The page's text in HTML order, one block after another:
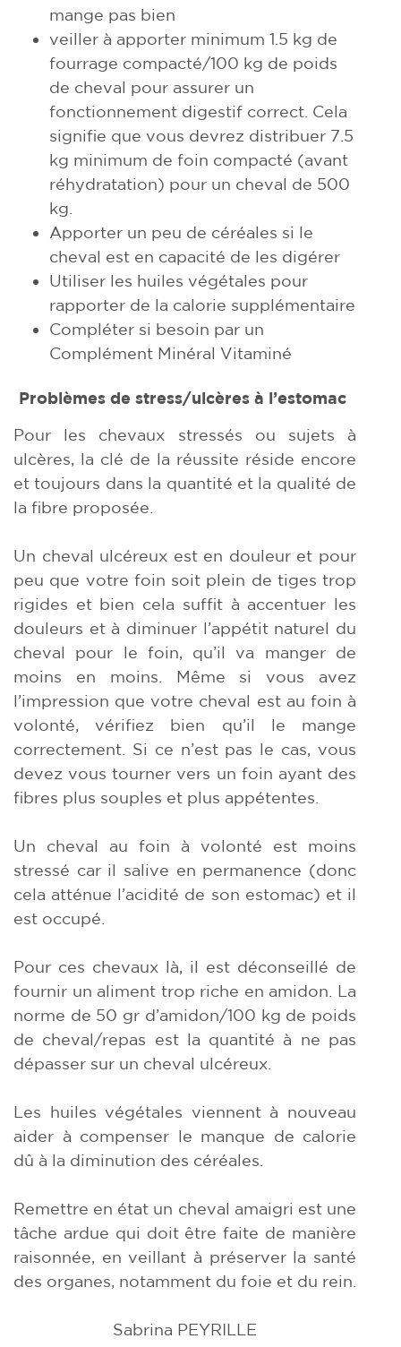
mange pas bien
veiller à apporter minimum 1.5 kg de
fourrage compacté/100 kg de poids
de cheval pour assurer un
fonctionnement digestif correct. Cela
signifie que vous devrez distribuer 7.5
kg minimum de foin compacté (avant
réhydratation) pour un cheval de 500
kg.
Apporter un peu de céréales si le
cheval est en capacité de les digérer
Utiliser les huiles végétales pour
rapporter de la calorie supplémentaire
Compléter si besoin par un
Complément Minéral Vitaminé
Problèmes de stress/ulcères à l’estomac
Pour les chevaux stressés ou sujets à
ulcères, la clé de la réussite réside encore
et toujours dans la quantité et la qualité de
la fibre proposée.
Un cheval ulcéreux est en douleur et pour
peu que votre foin soit plein de tiges trop
rigides et bien cela suffit à accentuer les
douleurs et à diminuer l’appétit naturel du
cheval pour le foin, qu’il va manger de
moins en moins. Même si vous avez
l’impression que votre cheval est au foin à
volonté, vérifiez bien qu’il le mange
correctement. Si ce n’est pas le cas, vous
devez vous tourner vers un foin ayant des
fibres plus souples et plus appétentes.
Un cheval au foin à volonté est moins
stressé car il salive en permanence (donc
cela atténue l’acidité de son estomac) et il
est occupé.
Pour ces chevaux là, il est déconseillé de
fournir un aliment trop riche en amidon. La
norme de 50 gr d’amidon/100 kg de poids
de cheval/repas est la quantité à ne pas
dépasser sur un cheval ulcéreux.
Les huiles végétales viennent à nouveau
aider à compenser le manque de calorie
dû à la diminution des céréales.
Remettre en état un cheval amaigri est une
tâche ardue qui doit être faite de manière
raisonnée, en veillant à préserver la santé
des organes, notamment du foie et du rein.
Sabrina PEYRILLE